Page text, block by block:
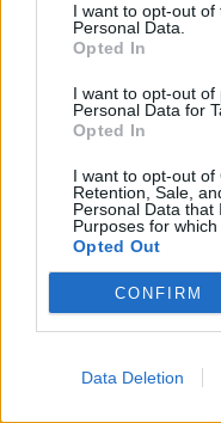
I want to opt-out of
Personal Data.
Opted In
I want to opt-out of
Personal Data for
Opted In
I want to opt-out of
Retention, Sale,
Personal Data that
Purposes for which
Opted Out
CONFIRM
Data Deletion
KAPCSOLÓDÓ